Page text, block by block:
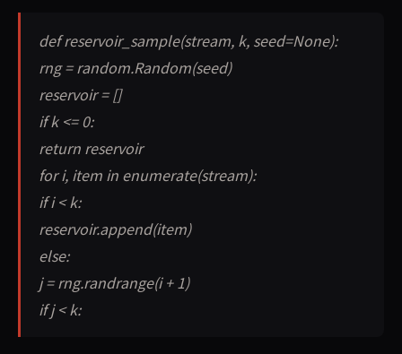
def reservoir_sample(stream, k, seed=None):
rng = random.Random(seed)
reservoir = []
if k <= 0:
return reservoir
for i, item in enumerate(stream):
if i < k:
reservoir.append(item)
else:
j = rng.randrange(i + 1)
if j < k: